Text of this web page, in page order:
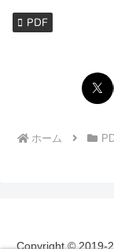
PDF
ホーム
Copyright © 2019-